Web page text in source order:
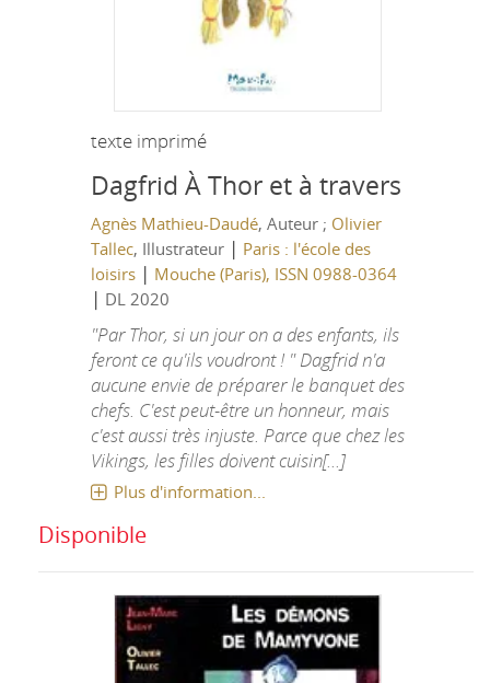
texte imprimé
Dagfrid À Thor et à travers
Agnès Mathieu-Daudé, Auteur ; Olivier
Tallec, Illustrateur | Paris : l'école des
loisirs| Mouche (Paris), ISSN 0988-0364
| DL 2020
"Par Thor, si un jour on a des enfants, ils
feront ce qu'ils voudront ! " Dagfrid n'a
aucune envie de préparer le banquet des
chefs. C'est peut-être un honneur, mais
c'est aussi très injuste. Parce que chez les
Vikings, les filles doivent cuisin[...]
Plus d'information...
Disponible